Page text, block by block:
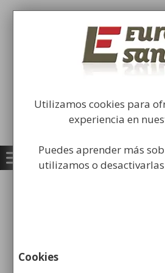
Saltar
Fabricación y
equipamiento
Búsqueda
de
¡OFERTA!
Utilizamos cookies para
experiencia en
Puedes aprender más
utilizamos o
Cookies